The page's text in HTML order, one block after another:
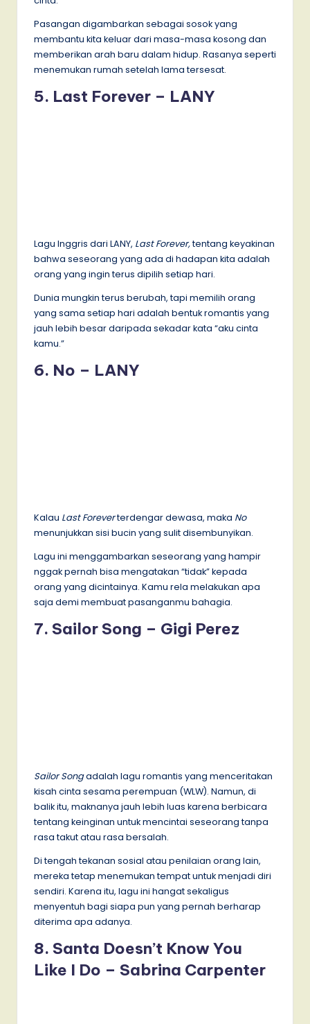
Pasangan digambarkan sebagai sosok yang
membantu kita keluar dari masa-masa kosong dan
memberikan arah baru dalam hidup. Rasanya seperti
menemukan rumah setelah lama tersesat.
5. Last Forever – LANY
Lagu Inggris dari LANY, Last Forever,tentang keyakinan
bahwa seseorang yang ada di hadapan kita adalah
orang yang ingin terus dipilih setiap hari.
Dunia mungkin terus berubah, tapi memilih orang
yang sama setiap hari adalah bentuk romantis yang
jauh lebih besar daripada sekadar kata “aku cinta
kamu.”
6. No – LANY
Kalau Last Foreverterdengar dewasa, maka No
menunjukkan sisi bucin yang sulit disembunyikan.
Lagu ini menggambarkan seseorang yang hampir
nggak pernah bisa mengatakan “tidak” kepada
orang yang dicintainya. Kamu rela melakukan apa
saja demi membuat pasanganmu bahagia.
7. Sailor Song – Gigi Perez
Sailor Songadalah lagu romantis yang menceritakan
kisah cinta sesama perempuan (WLW). Namun, di
balik itu, maknanya jauh lebih luas karena berbicara
tentang keinginan untuk mencintai seseorang tanpa
rasa takut atau rasa bersalah.
Di tengah tekanan sosial atau penilaian orang lain,
mereka tetap menemukan tempat untuk menjadi diri
sendiri. Karena itu, lagu ini hangat sekaligus
menyentuh bagi siapa pun yang pernah berharap
diterima apa adanya.
8. Santa Doesn’t Know You
Like I Do – Sabrina Carpenter